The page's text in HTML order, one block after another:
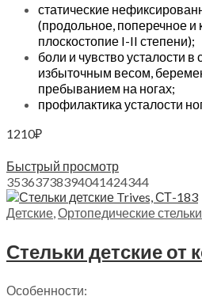
статические
(продольное, поперечное
плоскостопие I-II степени);
боли и чувство усталости в
избыточным весом,
пребыванием на ногах;
профилактика усталости
1210₽
Быстрый просмотр
35363738394041424344
Детские Ортопедические стельки
Особенности: